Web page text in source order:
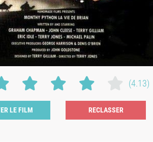
(4.13)
LE FILM